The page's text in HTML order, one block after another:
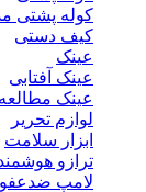
کوله پشتی
کیف دستی
عینک
عینک آفتابی
عینک مطالعه
لوازم تحریر
ابزار سلامت
ترازو
لامپ